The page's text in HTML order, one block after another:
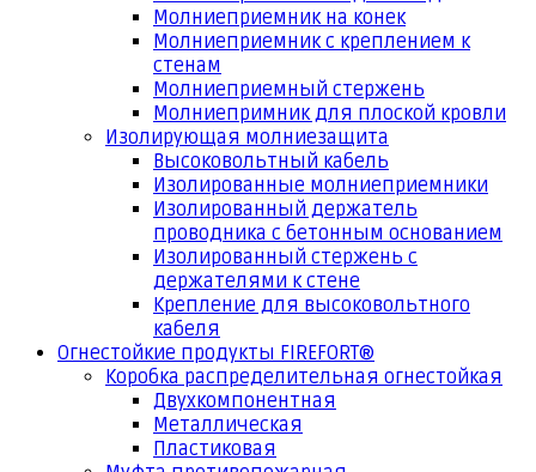
Молниеприемник на конек
Молниеприемник с креплением к
стенам
Молниеприемный стержень
Молниепримник для плоской кровли
Изолирующая молниезащита
Высоковольтный кабель
Изолированные молниеприемники
Изолированный держатель
проводника с бетонным основанием
Изолированный стержень с
держателями к стене
Крепление для высоковольтного
кабеля
Огнестойкие продукты FIREFORT®
Коробка распределительная огнестойкая
Двухкомпонентная
Металлическая
Пластиковая